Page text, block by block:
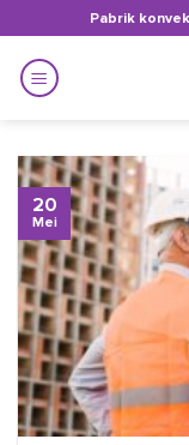
to
content
Pabrik
20
Mei